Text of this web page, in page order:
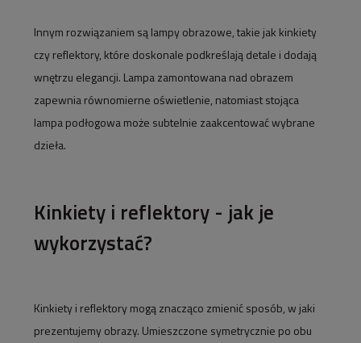
Innym rozwiązaniem są lampy obrazowe, takie jak kinkiety
czy reflektory, które doskonale podkreślają detale i dodają
wnętrzu elegancji. Lampa zamontowana nad obrazem
zapewnia równomierne oświetlenie, natomiast stojąca
lampa podłogowa może subtelnie zaakcentować wybrane
dzieła.
Kinkiety i reflektory - jak je
wykorzystać?
Kinkiety i reflektory mogą znacząco zmienić sposób, w jaki
prezentujemy obrazy. Umieszczone symetrycznie po obu